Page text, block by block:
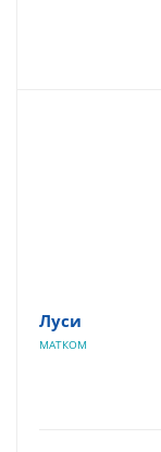
Луси
МАТКОМ